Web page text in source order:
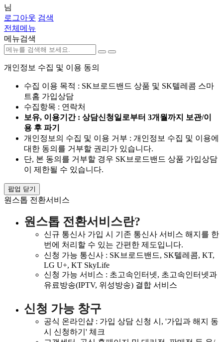
님
로그아웃 검색
전체메뉴
메뉴검색
개인정보 수집 및 이용 동의
수집 이용 목적 : SK브로드밴드 상품 및 SK텔레콤 스마
트홈 가입상담
수집항목 : 연락처
보유, 이용기간 : 상담신청일로부터 3개월까지 보관/이
용 후 파기
개인정보의 수집 및 이용 거부 : 개인정보 수집 및 이용에
대한 동의를 거부할 권리가 있습니다.
단, 본 동의를 거부할 경우 SK브로드밴드 상품 가입상담
이 제한될 수 있습니다.
팝업 닫기
원스톱 전환서비스
원스톱 전환서비스란?
신규 통신사 가입 시 기존 통신사 서비스 해지를 한
번에 처리할 수 있는 간편한 제도입니다.
신청 가능 통신사 : SK브로드밴드, SK텔레콤, KT,
LG U+, KT SkyLife
신청 가능 서비스 : 초고속인터넷, 초고속인터넷과
유료방송(IPTV, 위성방송) 결합 서비스
신청 가능 창구
공식 온라인샵 : 가입 상담 신청 시, '가입과 해지 동
시 신청하기' 체크